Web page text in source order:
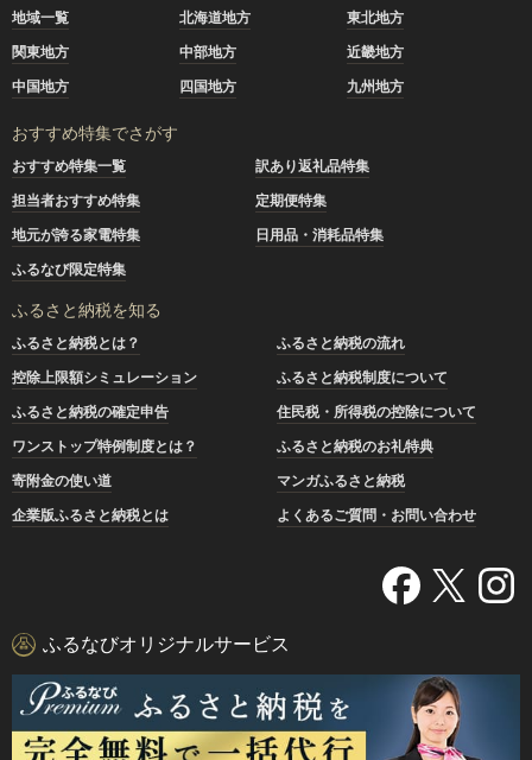
地域一覧 北海道地方
東北地方
関東地方
中部地方
近畿地方
中国地方
四国地方 九州地方
おすすめ特集でさがす
おすすめ特集一覧
訳あり返礼品特集
担当者おすすめ特集
定期便特集
地元が誇る家電特集
日用品・消耗品特集
ふるなび限定特集
ふるさと納税を知る
ふるさと納税とは？
ふるさと納税の流れ
控除上限額シミュレーション
ふるさと納税制度について
ふるさと納税の確定申告
住民税・所得税の控除について
ワンストップ特例制度とは？
ふるさと納税のお礼特典
寄附金の使い道
マンガふるさと納税
企業版ふるさと納税とは
よくあるご質問・お問い合わせ
ふるなびオリジナルサービス